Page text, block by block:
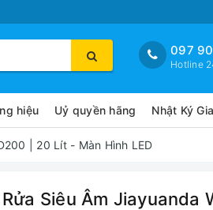
097
Hotline
hiệu Uỷ quyền hãng Nhật Ký
| 20 Lít - Màn Hình LED
Siêu Âm Jiayuanda